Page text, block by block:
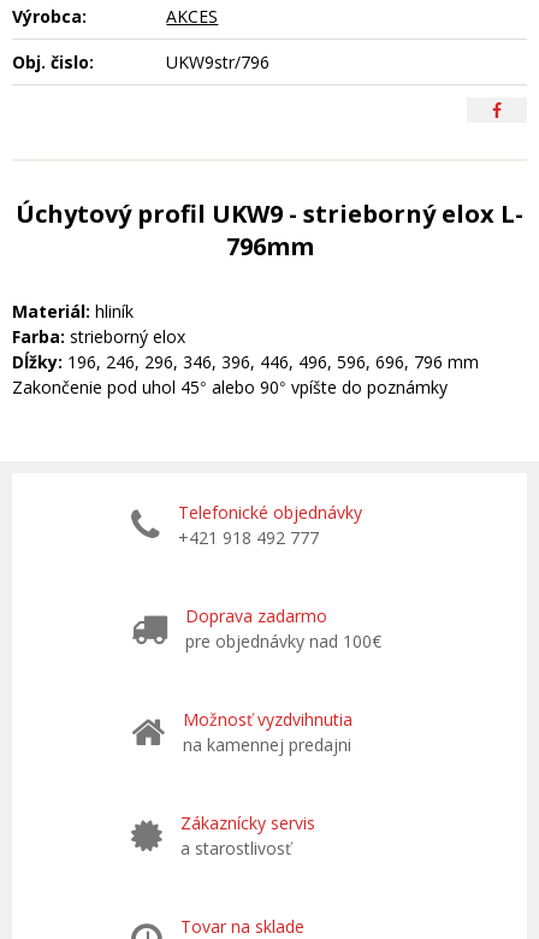
Výrobca:
AKCES
Obj. čislo:
UKW9str/796
Úchytový profil UKW9 - strieborný elox L-
796mm
Materiál: hliník
Farba: strieborný elox
Dĺžky: 196, 246, 296, 346, 396, 446, 496, 596, 696, 796 mm
Zakončenie pod uhol 45° alebo 90° vpíšte do poznámky
Telefonické objednávky
+421 918 492 777
Doprava zadarmo
pre objednávky nad 100€
Možnosť vyzdvihnutia
na kamennej predajni
Zákaznícky servis
a starostlivosť
Tovar na sklade